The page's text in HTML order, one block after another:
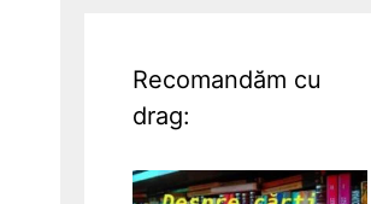
Recomandăm cu
drag: